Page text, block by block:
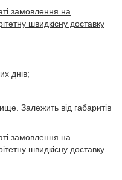
замовлення на
швидкісну доставку
днів;
Залежить від габаритів
замовлення на
швидкісну доставку